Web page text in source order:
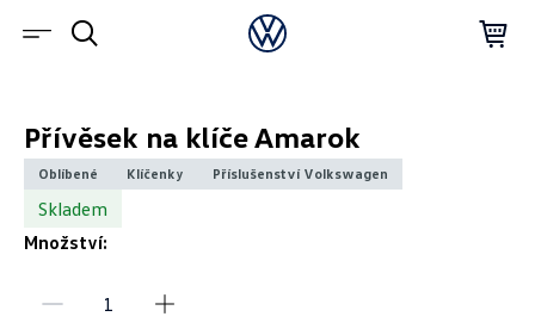
Přívěsek na klíče Amarok
Oblíbené Klíčenky Příslušenství Volkswagen
Skladem
Množství: